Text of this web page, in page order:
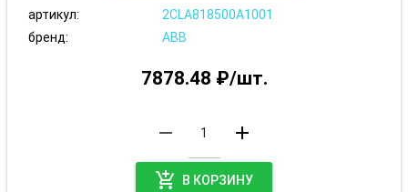
артикул:
2CLA818500A1001
бренд:
ABB
7878.48 ₽/шт.
remove add
add_shopping_cart В КОРЗИНУ